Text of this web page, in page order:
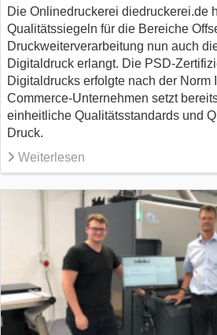
Die Onlinedruckerei diedruckerei.de
Qualitätssiegeln für die Bereiche
Druckweiterverarbeitung nun auch
Digitaldruck erlangt. Die PSD-
Digitaldrucks erfolgte nach der Norm
Commerce-Unternehmen setzt
einheitliche Qualitätsstandards und
Druck.
Weiterlesen